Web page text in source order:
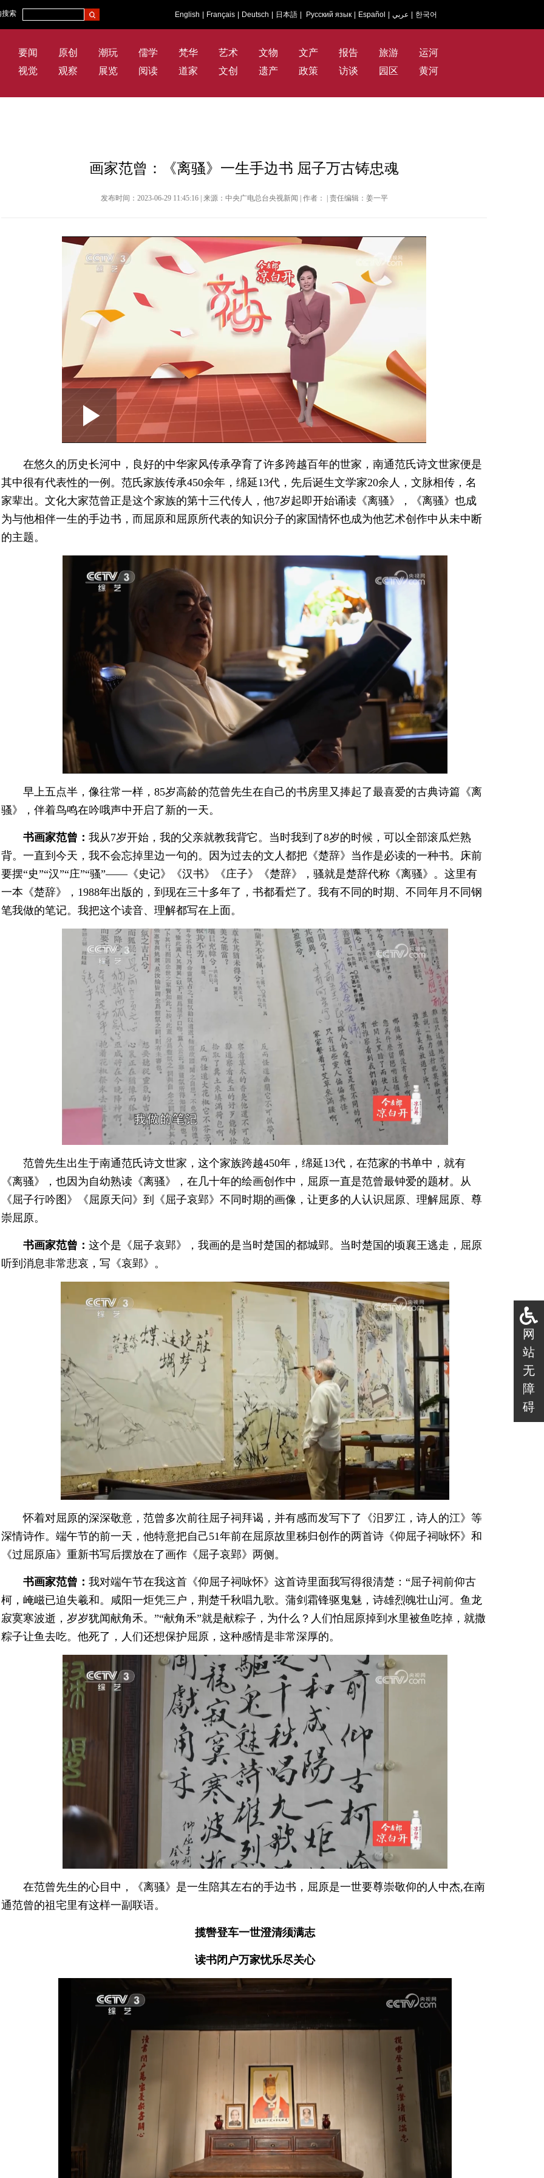
网
站
无
障
碍
搜索 English Français Deutsch 日本語 Русский язык Español عربي 한국어
要闻 原创 潮玩 儒学 梵华 艺术 文物 文产 报告 旅游
运河
视觉
观察 展览 阅读 道家 文创 遗产 政策 访谈 园区 黄河
画家范曾：《离骚》一生手边书 屈子万古铸忠魂
发布时间：2023-06-29 11:45:16 | 来源：中央广电总台央视新闻 | 作者： | 责任编辑：姜一平
Play
Video
Picture-
in-
Picture
在悠久的历史长河中，良好的中华家风传承孕育了许多跨越百年的世家，南通范氏诗文世家便是
其中很有代表性的一例。范氏家族传承450余年，绵延13代，先后诞生文学家20余人，文脉相传，名
家辈出。文化大家范曾正是这个家族的第十三代传人，他7岁起即开始诵读《离骚》，《离骚》也成
为与他相伴一生的手边书，而屈原和屈原所代表的知识分子的家国情怀也成为他艺术创作中从未中断
的主题。
早上五点半，像往常一样，85岁高龄的范曾先生在自己的书房里又捧起了最喜爱的古典诗篇《离
骚》，伴着鸟鸣在吟哦声中开启了新的一天。
书画家范曾： 我从7岁开始，我的父亲就教我背它。当时我到了8岁的时候，可以全部滚瓜烂熟
背。一直到今天，我不会忘掉里边一句的。因为过去的文人都把《楚辞》当作是必读的一种书。床前
要摆“史”“汉”“庄”“骚”——《史记》《汉书》《庄子》《楚辞》，骚就是楚辞代称《离骚》。这里有
一本《楚辞》，1988年出版的，到现在三十多年了，书都看烂了。我有不同的时期、不同年月不同钢
笔我做的笔记。我把这个读音、理解都写在上面。
范曾先生出生于南通范氏诗文世家，这个家族跨越450年，绵延13代，在范家的书单中，就有
《离骚》，也因为自幼熟读《离骚》，在几十年的绘画创作中，屈原一直是范曾最钟爱的题材。从
《屈子行吟图》《屈原天问》到《屈子哀郢》不同时期的画像，让更多的人认识屈原、理解屈原、尊
崇屈原。
书画家范曾： 这个是《屈子哀郢》，我画的是当时楚国的都城郢。当时楚国的顷襄王逃走，屈原
听到消息非常悲哀，写《哀郢》。
怀着对屈原的深深敬意，范曾多次前往屈子祠拜谒，并有感而发写下了《汨罗江，诗人的江》等
深情诗作。端午节的前一天，他特意把自己51年前在屈原故里秭归创作的两首诗《仰屈子祠咏怀》和
《过屈原庙》重新书写后摆放在了画作《屈子哀郢》两侧。
书画家范曾： 我对端午节在我这首《仰屈子祠咏怀》这首诗里面我写得很清楚：“屈子祠前仰古
柯，崦嵫已迫失羲和。咸阳一炬凭三户，荆楚千秋唱九歌。蒲剑霜锋驱鬼魅，诗雄烈魄壮山河。鱼龙
寂寞寒波逝，岁岁犹闻献角禾。”“献角禾”就是献粽子，为什么？人们怕屈原掉到水里被鱼吃掉，就撒
粽子让鱼去吃。他死了，人们还想保护屈原，这种感情是非常深厚的。
在范曾先生的心目中，《离骚》是一生陪其左右的手边书，屈原是一世要尊崇敬仰的人中杰,在南
通范曾的祖宅里有这样一副联语。
揽辔登车一世澄清须满志
读书闭户万家忧乐尽关心